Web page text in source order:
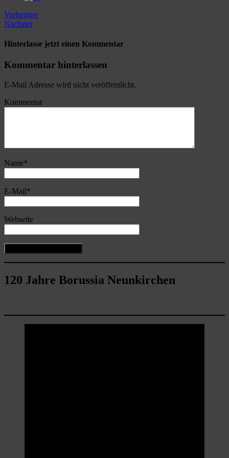
Vorheriger
Nächster
Hinterlasse jetzt einen Kommentar
Kommentar hinterlassen
E-Mail Adresse wird nicht veröffentlicht.
Kommentar
Name*
E-Mail*
Webseite
120 Jahre Borussia Neunkirchen